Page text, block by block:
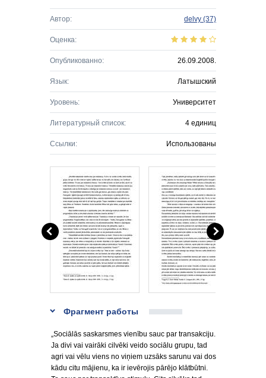
Автор: delvy (37)
Оценка:
Опубликованно: 26.09.2008.
Язык: Латышский
Уровень: Университет
Литературный список: 4 единиц
Ссылки: Использованы
Фрагмент работы
„Sociālās saskarsmes vienību sauc par transakciju.
Ja divi vai vairāki cilvēki veido sociālu grupu, tad
agri vai vēlu viens no viņiem uzsāks sarunu vai dos
kādu citu mājienu, ka ir ievērojis pārējo klātbūtni.